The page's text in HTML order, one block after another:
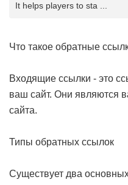
It helps players to sta ...
Что такое обратные
Входящие ссылки - это
ваш сайт. Они являются
сайта.
Типы обратных ссылок
Существует два